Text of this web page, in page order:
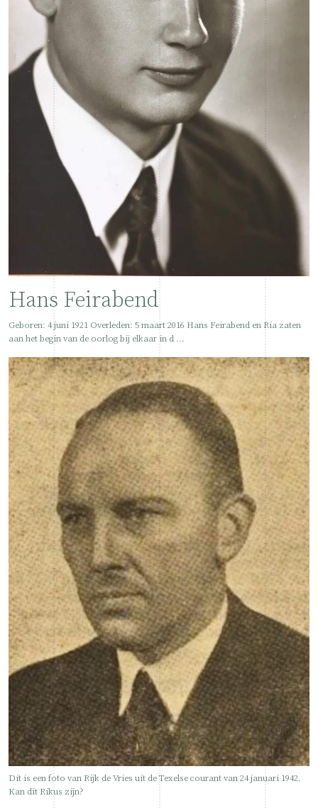
Hans Feirabend
Geboren: 4 juni 1921 Overleden: 5 maart 2016 Hans Feirabend en Ria zaten
aan het begin van de oorlog bij elkaar in d ...
Dit is een foto van Rijk de Vries uit de Texelse courant van 24 januari 1942.
Kan dit Rikus zijn?